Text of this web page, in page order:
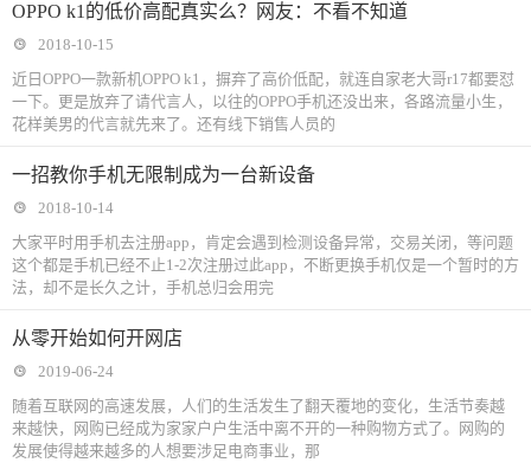
OPPO k1的低价高配真实么？网友：不看不知道
2018-10-15
近日OPPO一款新机OPPO k1，摒弃了高价低配，就连自家老大哥r17都要怼
一下。更是放弃了请代言人，以往的OPPO手机还没出来，各路流量小生，
花样美男的代言就先来了。还有线下销售人员的
一招教你手机无限制成为一台新设备
2018-10-14
大家平时用手机去注册app，肯定会遇到检测设备异常，交易关闭，等问题
这个都是手机已经不止1-2次注册过此app，不断更换手机仅是一个暂时的方
法，却不是长久之计，手机总归会用完
从零开始如何开网店
2019-06-24
随着互联网的高速发展，人们的生活发生了翻天覆地的变化，生活节奏越
来越快，网购已经成为家家户户生活中离不开的一种购物方式了。网购的
发展使得越来越多的人想要涉足电商事业，那